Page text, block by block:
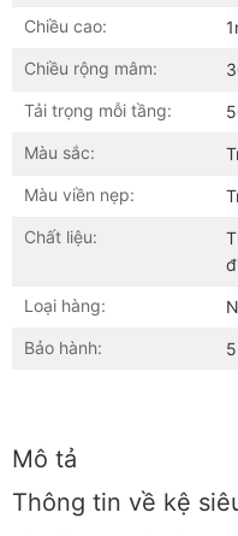
Mô tả
Thông tin về kệ
Chiều cao:
Chiều rộng mâm:
Tải trọng mỗi tầng:
Màu sắc:
Màu viền nẹp:
Chất liệu:
Loại hàng:
Bảo hành: